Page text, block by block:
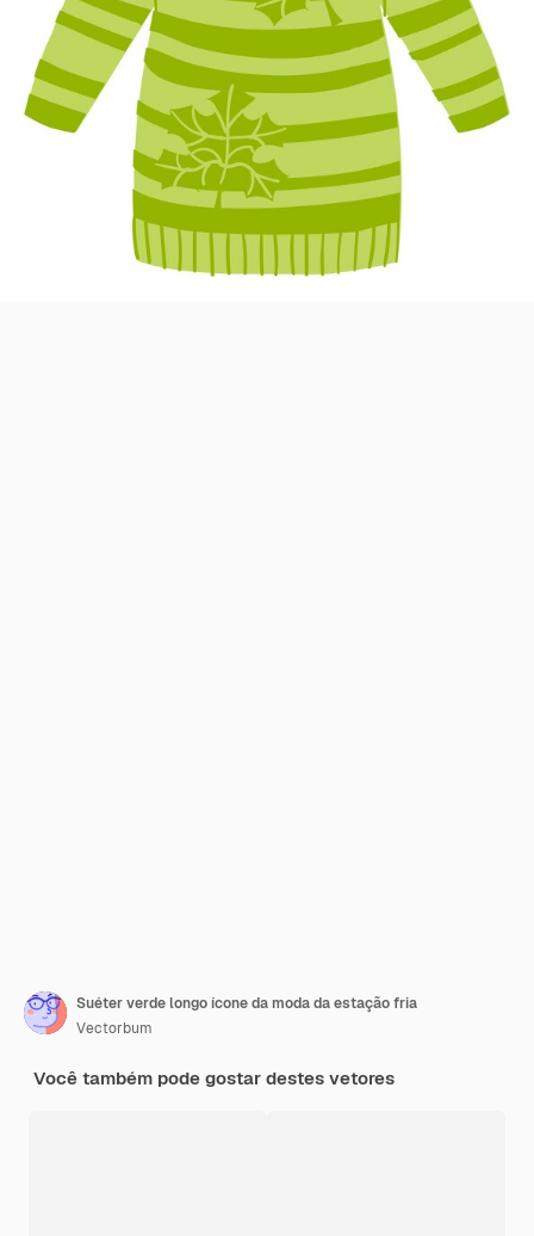
Suéter verde longo ícone da moda da estação fria
Vectorbum
Você também pode gostar destes vetores